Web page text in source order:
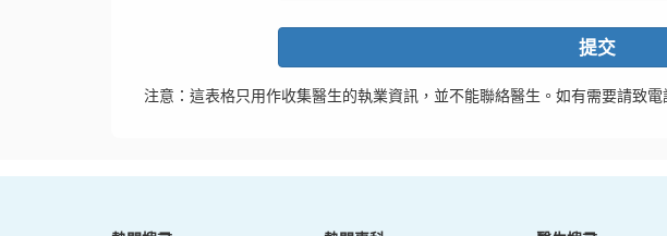
提交
注意：這表格只用作收集醫生的執業資訊，並不能聯絡醫生。如有需要請致電